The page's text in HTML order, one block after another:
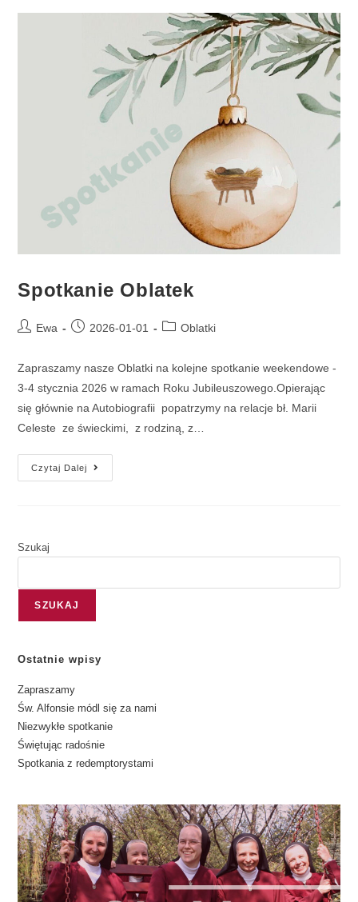
Spotkanie Oblatek
Ewa 2026-01-01 Oblatki
Zapraszamy nasze Oblatki na kolejne spotkanie weekendowe -
3-4 stycznia 2026 w ramach Roku Jubileuszowego.Opierając
się głównie na Autobiografii popatrzymy na relacje bł. Marii
Celeste ze świeckimi, z rodziną, z…
Czytaj Dalej
Szukaj
SZUKAJ
Ostatnie wpisy
Zapraszamy
Św. Alfonsie módl się za nami
Niezwykłe spotkanie
Świętując radośnie
Spotkania z redemptorystami